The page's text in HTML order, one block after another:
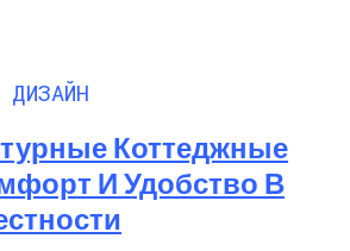
Коттеджные
И Удобство В